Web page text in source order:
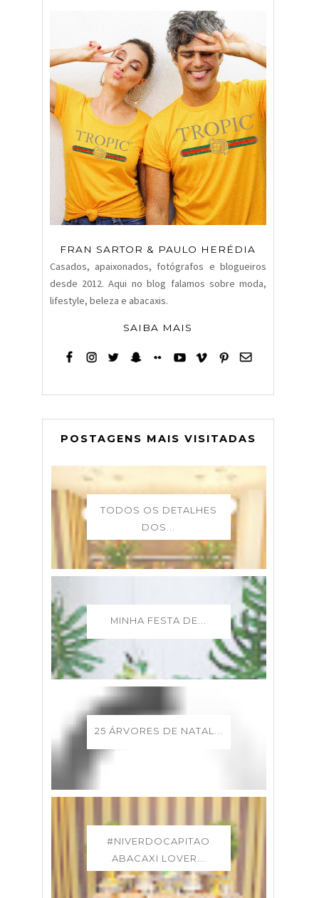
FRAN SARTOR & PAULO HERÉDIA
Casados, apaixonados, fotógrafos e blogueiros
desde 2012. Aqui no blog falamos sobre moda,
lifestyle, beleza e abacaxis.
SAIBA MAIS
POSTAGENS MAIS VISITADAS
TODOS OS DETALHES
DOS...
MINHA FESTA DE...
25 ÁRVORES DE NATAL...
#NIVERDOCAPITAO
ABACAXI LOVER...